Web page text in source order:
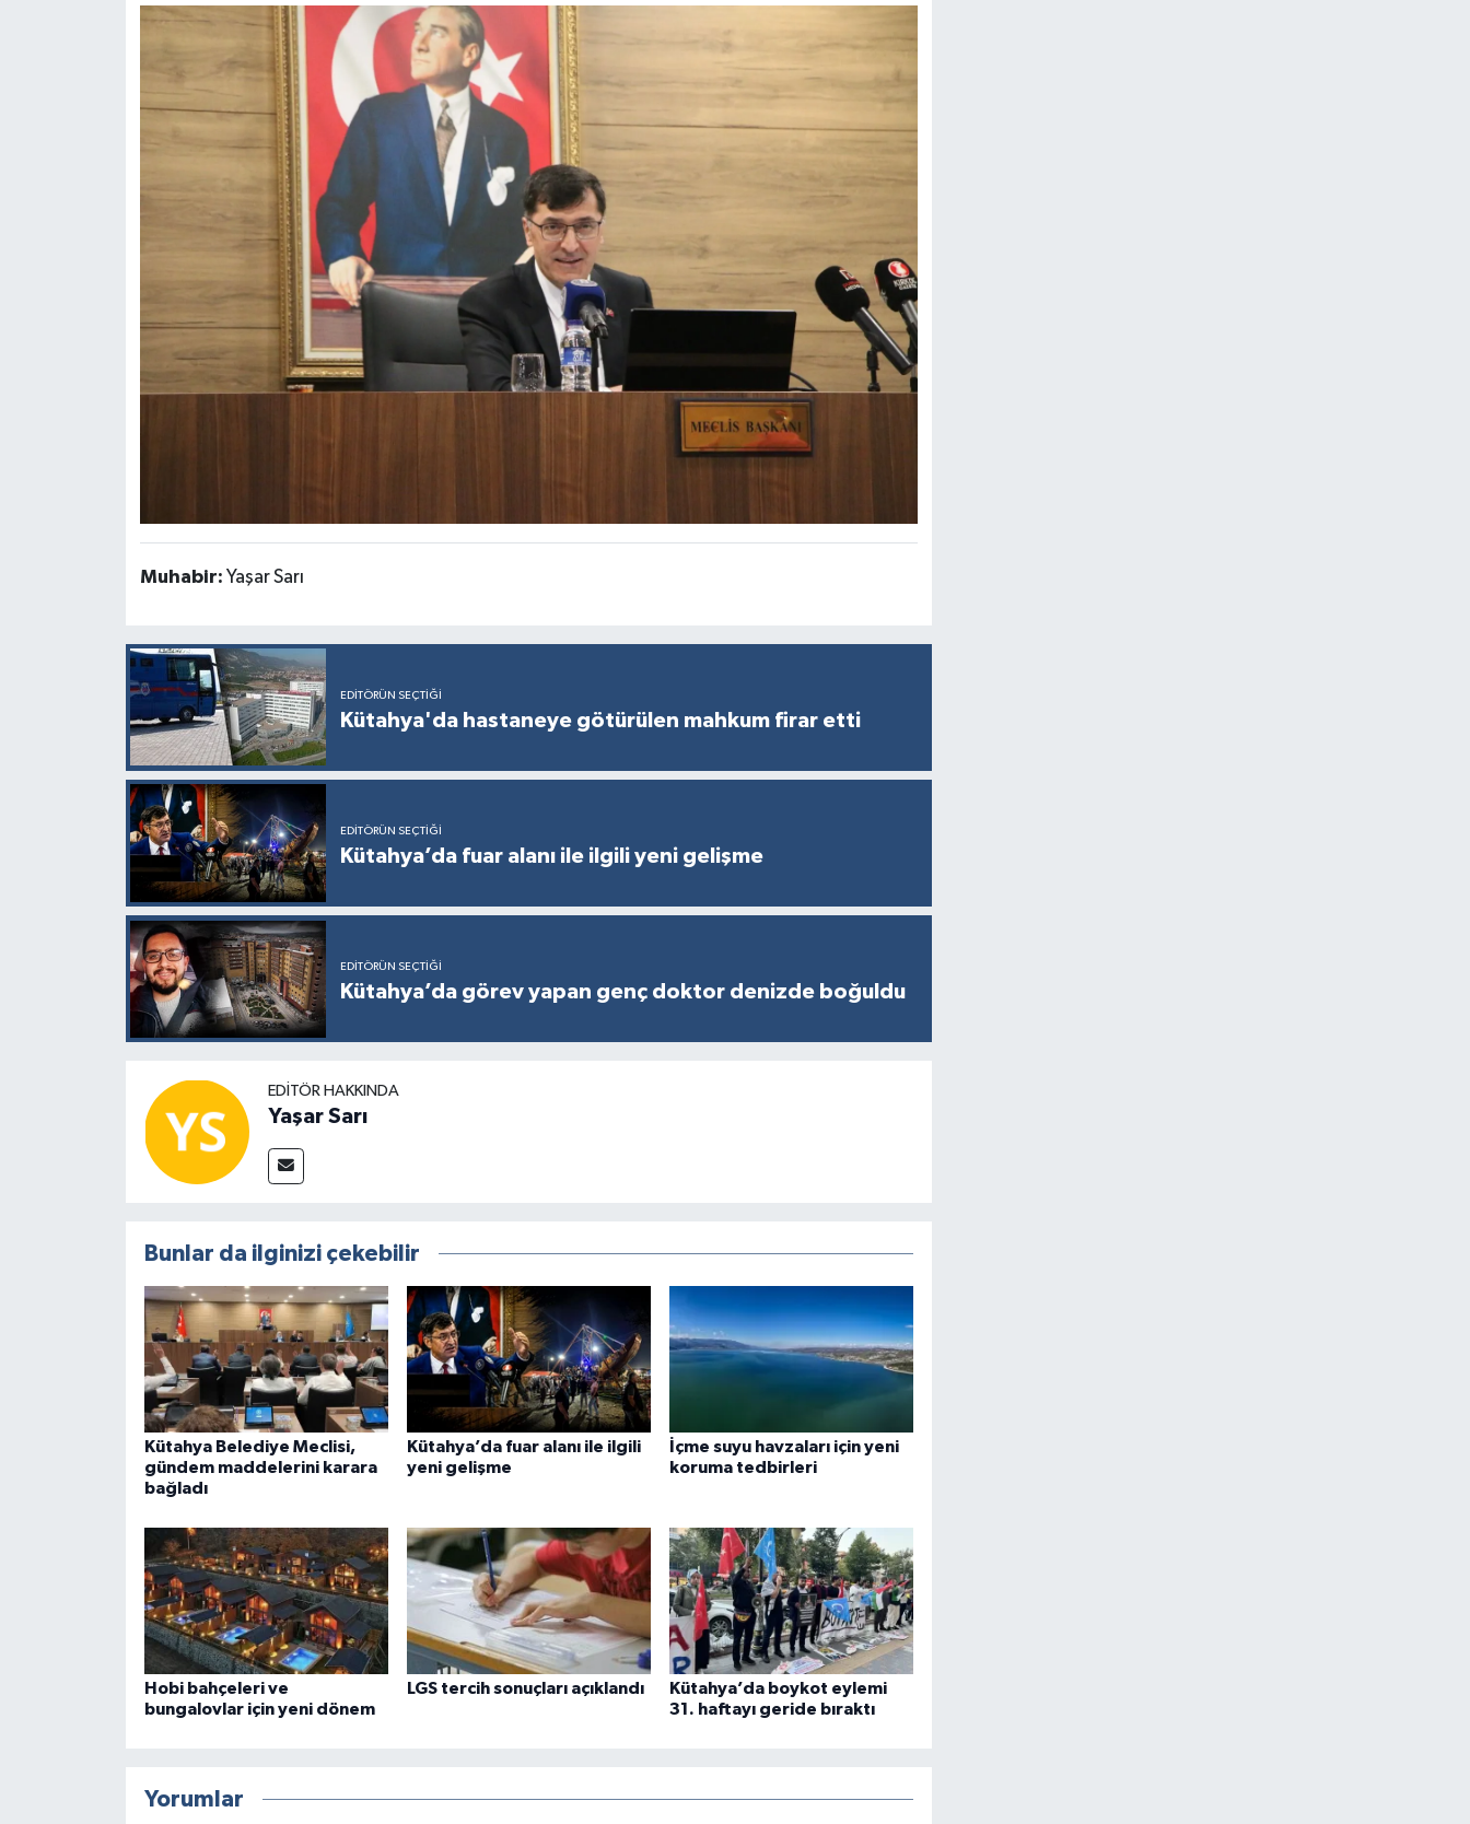
Muhabir: Yaşar Sarı
EDITÖRÜN SEÇTIĞI
Kütahya'da hastaneye götürülen mahkum firar etti
EDITÖRÜN SEÇTIĞI
Kütahya’da fuar alanı ile ilgili yeni gelişme
EDITÖRÜN SEÇTIĞI
Kütahya’da görev yapan genç doktor denizde boğuldu
EDITÖR HAKKINDA
Yaşar Sarı
Bunlar da ilginizi çekebilir
Kütahya Belediye Meclisi,
gündem maddelerini karara
bağladı
Kütahya’da fuar alanı ile ilgili
yeni gelişme
İçme suyu havzaları için yeni
koruma tedbirleri
Hobi bahçeleri ve
bungalovlar için yeni dönem
LGS tercih sonuçları açıklandı
Kütahya’da boykot eylemi
31. haftayı geride bıraktı
Yorumlar
Yemek Tarifleri